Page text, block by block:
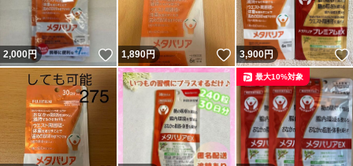
2,000円 いいね！
1,890円 いいね！
3,900円
最大10%対象